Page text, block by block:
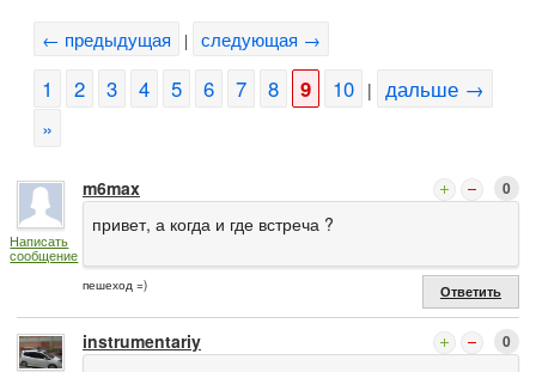
← предыдущая | следующая →
1 2 3 4 5 6 7 8 9 10 |
дальше →
»
Написать
сообщение
m6max 0
привет, а когда и где встреча ?
пешеход =) Ответить
instrumentariy 0